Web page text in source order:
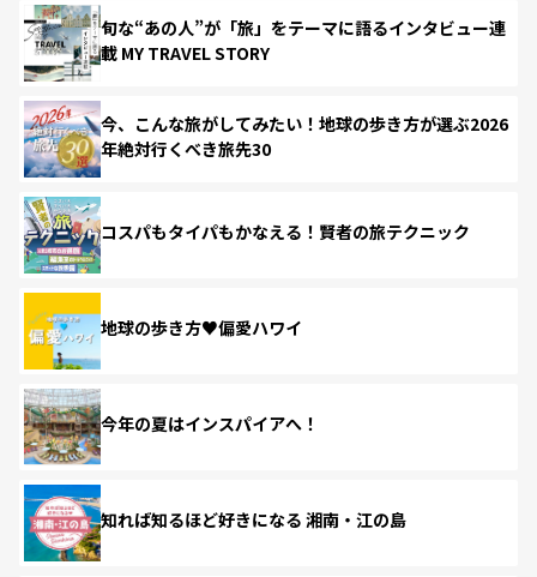
旬な“あの人”が「旅」をテーマに語るインタビュー連
載 MY TRAVEL STORY
今、こんな旅がしてみたい！地球の歩き方が選ぶ2026
年絶対行くべき旅先30
コスパもタイパもかなえる！賢者の旅テクニック
地球の歩き方♥偏愛ハワイ
今年の夏はインスパイアへ！
知れば知るほど好きになる 湘南・江の島